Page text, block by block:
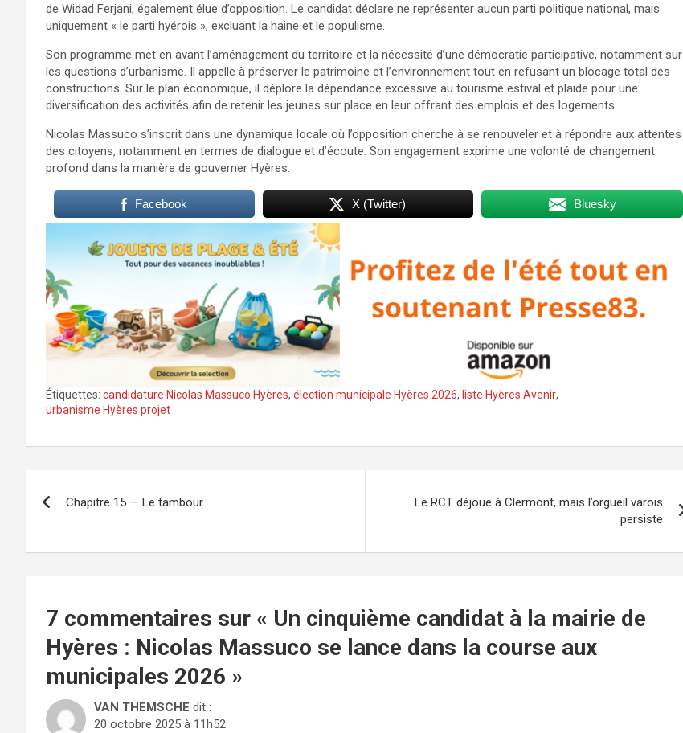
de Widad Ferjani, également élue d’opposition. Le candidat déclare ne représenter aucun parti politique national, mais
uniquement « le parti hyérois », excluant la haine et le populisme.
Son programme met en avant l’aménagement du territoire et la nécessité d’une démocratie participative, notamment sur
les questions d’urbanisme. Il appelle à préserver le patrimoine et l’environnement tout en refusant un blocage total des
constructions. Sur le plan économique, il déplore la dépendance excessive au tourisme estival et plaide pour une
diversification des activités afin de retenir les jeunes sur place en leur offrant des emplois et des logements.
Nicolas Massuco s’inscrit dans une dynamique locale où l’opposition cherche à se renouveler et à répondre aux attentes
des citoyens, notamment en termes de dialogue et d’écoute. Son engagement exprime une volonté de changement
profond dans la manière de gouverner Hyères.
Facebook X (Twitter) Bluesky
Étiquettes: candidature Nicolas Massuco Hyères, élection municipale Hyères 2026, liste Hyères Avenir,
urbanisme Hyères projet
de
l’article
Chapitre 15 — Le tambour
Le RCT déjoue à Clermont, mais l’orgueil varois
persiste
7 commentaires sur « Un cinquième candidat à la mairie de
Hyères : Nicolas Massuco se lance dans la course aux
municipales 2026 »
VAN THEMSCHE dit :
20 octobre 2025 à 11h52